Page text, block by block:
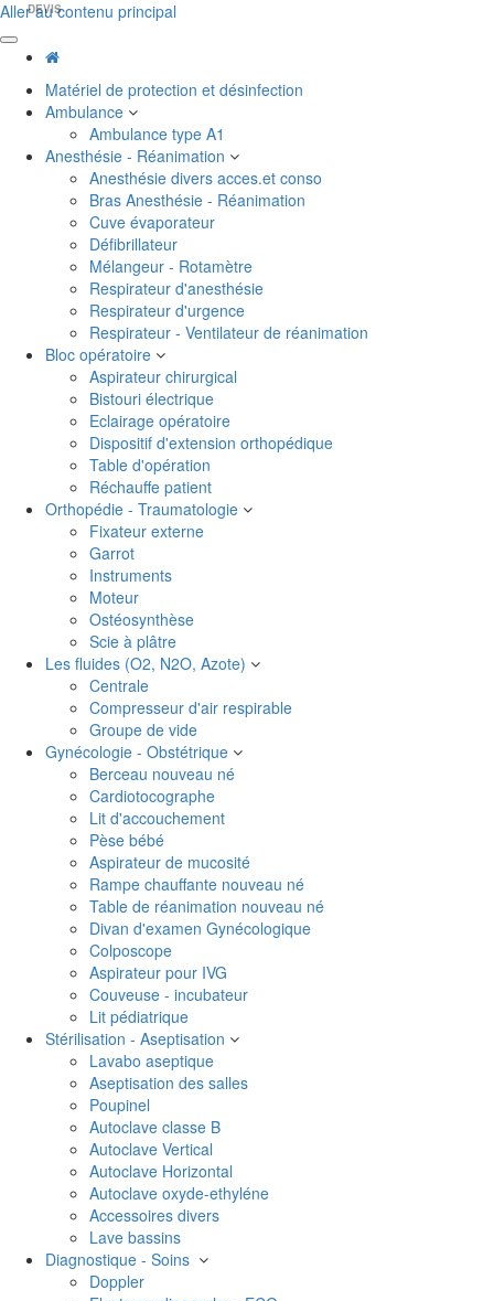
Aller au contenu principal
Matériel de protection et désinfection
Ambulance
Ambulance type A1
Anesthésie - Réanimation
Anesthésie divers acces.et conso
Bras Anesthésie - Réanimation
Cuve évaporateur
Défibrillateur
Mélangeur - Rotamètre
Respirateur d'anesthésie
Respirateur d'urgence
Respirateur - Ventilateur de réanimation
Bloc opératoire
Aspirateur chirurgical
Bistouri électrique
Eclairage opératoire
Dispositif d'extension orthopédique
Table d'opération
Réchauffe patient
Orthopédie - Traumatologie
Fixateur externe
Garrot
Instruments
Moteur
Ostéosynthèse
Scie à plâtre
Les fluides (O2, N2O, Azote)
Centrale
Compresseur d'air respirable
Groupe de vide
Gynécologie - Obstétrique
Berceau nouveau né
Cardiotocographe
Lit d'accouchement
Pèse bébé
Aspirateur de mucosité
Rampe chauffante nouveau né
Table de réanimation nouveau né
Divan d'examen Gynécologique
Colposcope
Aspirateur pour IVG
Couveuse - incubateur
Lit pédiatrique
Stérilisation - Aseptisation
Lavabo aseptique
Aseptisation des salles
Poupinel
Autoclave classe B
Autoclave Vertical
Autoclave Horizontal
Autoclave oxyde-ethyléne
Accessoires divers
Lave bassins
Diagnostique - Soins
Doppler
DEVIS